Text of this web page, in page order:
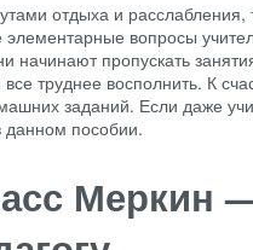
отдыха и расслабления,
элементарные вопросы
пропускать
труднее восполнить. К
заданий. Если даже
данном пособии.
Меркин